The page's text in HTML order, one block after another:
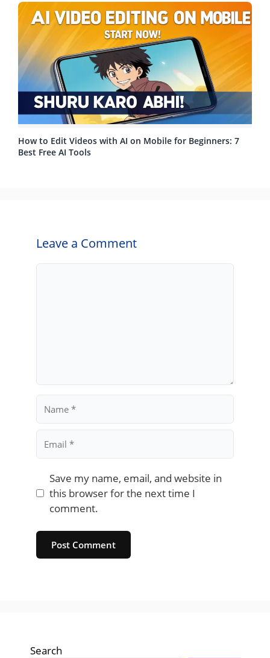
How to Edit Videos with AI on Mobile for Beginners: 7
Best Free AI Tools
Leave a Comment
Save my name, email, and website in
this browser for the next time I
comment.
Website
Search